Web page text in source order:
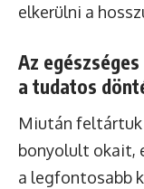
elkerülni a
Az
a tudatos
Miután feltártuk
bonyolult okait,
a legfontosabb